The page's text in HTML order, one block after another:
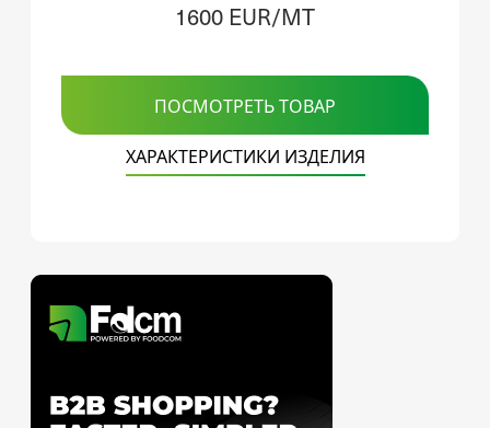
1600 EUR/MT
ПОСМОТРЕТЬ ТОВАР
ХАРАКТЕРИСТИКИ ИЗДЕЛИЯ